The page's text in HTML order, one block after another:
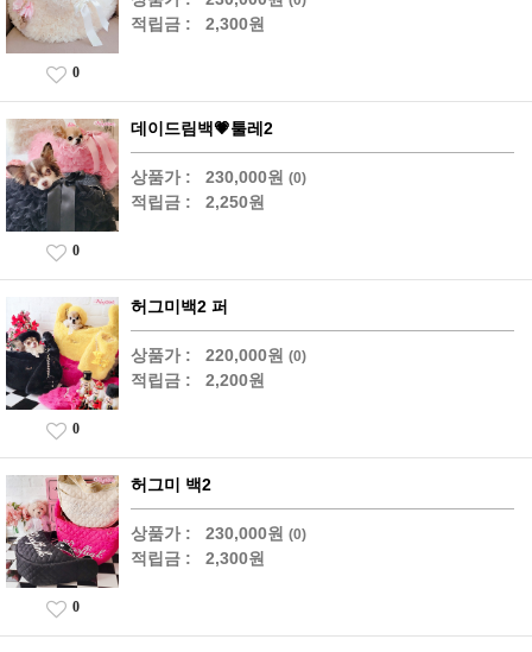
적립금 : 2,300원
0
데이드림백💗툴레2
상품가 : 230,000원 (0)
적립금 : 2,250원
0
허그미백2 퍼
상품가 : 220,000원 (0)
적립금 : 2,200원
0
허그미 백2
상품가 : 230,000원 (0)
적립금 : 2,300원
0